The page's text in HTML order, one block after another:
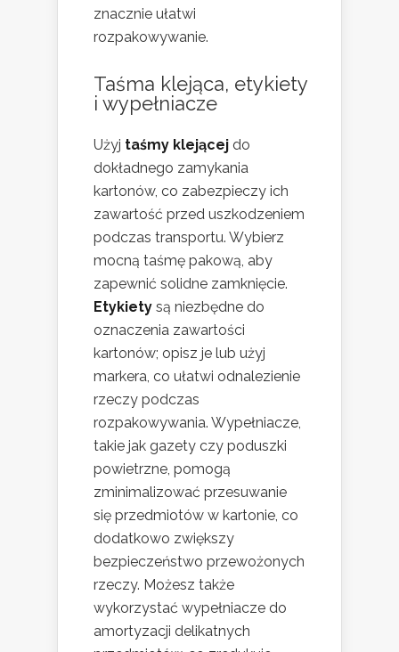
znacznie ułatwi
rozpakowywanie.
Taśma klejąca, etykiety
i wypełniacze
Użyj taśmy klejącej do
dokładnego zamykania
kartonów, co zabezpieczy ich
zawartość przed uszkodzeniem
podczas transportu. Wybierz
mocną taśmę pakową, aby
zapewnić solidne zamknięcie.
Etykiety są niezbędne do
oznaczenia zawartości
kartonów; opisz je lub użyj
markera, co ułatwi odnalezienie
rzeczy podczas
rozpakowywania. Wypełniacze,
takie jak gazety czy poduszki
powietrzne, pomogą
zminimalizować przesuwanie
się przedmiotów w kartonie, co
dodatkowo zwiększy
bezpieczeństwo przewożonych
rzeczy. Możesz także
wykorzystać wypełniacze do
amortyzacji delikatnych